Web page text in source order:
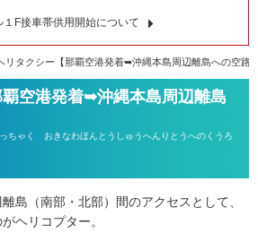
F接車帯供用開始について
リタクシー【那覇空港発着➥沖縄本島周辺離島への空路
空港発着➥沖縄本島周辺離島
ちゃく おきなわほんとうしゅうへんりとうへのくうろ
島（南部・北部）間のアクセスとして、
ヘリコプター。